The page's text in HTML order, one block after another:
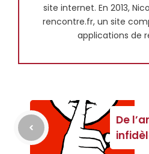
site internet. En 2013,
rencontre.fr, un site
applications de
De